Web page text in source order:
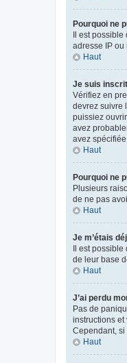
Pourquoi ne
Il est possible
adresse IP ou
Haut
Je suis
Vérifiez en
devrez suivre
puissiez
avez
avez
Haut
Pourquoi ne
Plusieurs
de ne pas
Haut
Je m’étais
Il est possible
de leur base
Haut
J’ai perdu
Pas de
instructions et
Cependant, si
Haut